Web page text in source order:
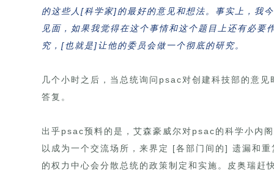
的这些人[科学家]的最好的意见和想法。事实上，我
见面，如果我觉得在这个事情和这个题目上还有必要
究，[也就是]让他的委员会做一个彻底的研究。
几个小时之后，当总统询问psac对创建科技部的意
答复。
出乎psac预料的是，艾森豪威尔对psac的科学小内
以成为一个交流场所，来界定 [各部门间的] 遗漏和
的权力中心会分散总统的政策制定和实施。皮奥瑞